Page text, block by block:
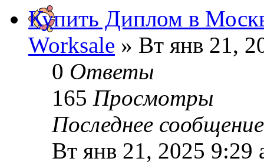
Купить Диплом в
Worksale » Вт янв 21,
0 Ответы
165 Просмотры
Последнее
Вт янв 21, 2025 9:29